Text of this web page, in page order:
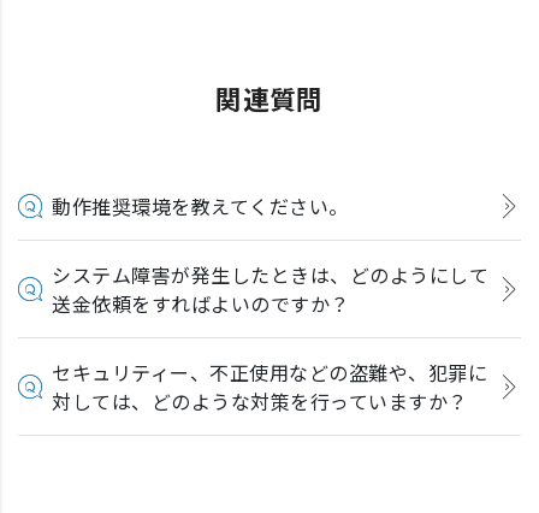
関連質問
動作推奨環境を教えてください。
システム障害が発生したときは、どのようにして
送金依頼をすればよいのですか？
セキュリティー、不正使用などの盗難や、犯罪に
対しては、どのような対策を行っていますか？